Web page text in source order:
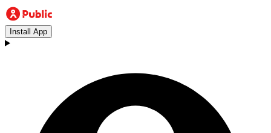
Install App